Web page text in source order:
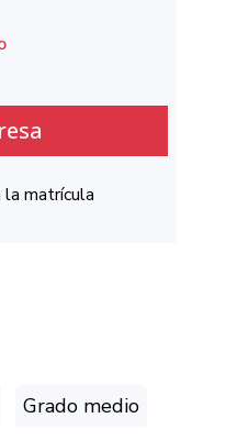
Grado medio
matrícula